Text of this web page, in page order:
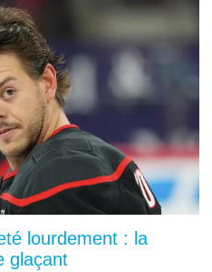
lourdement : la
glaçant